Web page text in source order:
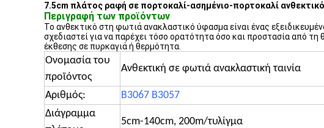
7.5cm πλάτος ραφή σε πορτοκαλί-ασημένιο-πορτοκαλί
Περιγραφή των προϊόντων
Το ανθεκτικό στη φωτιά ανακλαστικό ύφασμα είναι ένας
σχεδιαστεί για να παρέχει τόσο ορατότητα όσο και προστασία από
έκθεσης σε πυρκαγιά ή θερμότητα.
Ονομασία του
προϊόντος
Ανθεκτική σε φωτιά ανακλαστική ταινία
Αριθμός:
Β3067 Β3057
Διάγραμμα
5cm-140cm, 200m/τυλίγμα